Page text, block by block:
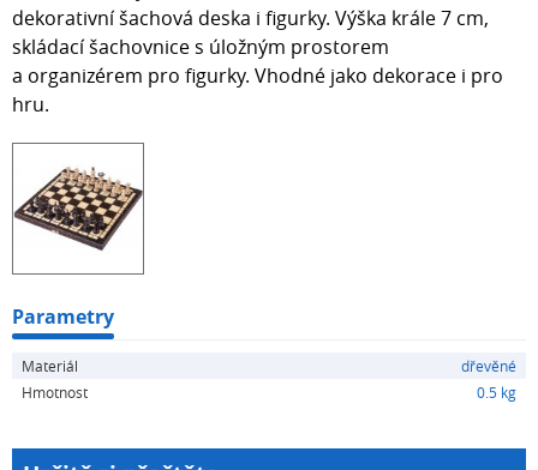
dekorativní šachová deska i figurky. Výška krále 7 cm,
skládací šachovnice s úložným prostorem
a organizérem pro figurky. Vhodné jako dekorace i pro
hru.
Parametry
Materiál
dřevěné
Hmotnost
0.5 kg